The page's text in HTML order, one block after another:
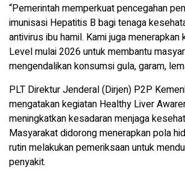
“Pemerintah memperkuat pencegahan
imunisasi Hepatitis B bagi tenaga
antivirus ibu hamil. Kami juga menerapkan
Level mulai 2026 untuk membantu
mengendalikan konsumsi gula, garam,
PLT Direktur Jenderal (Dirjen) P2P
mengatakan kegiatan Healthy Liver
meningkatkan kesadaran menjaga
Masyarakat didorong menerapkan pola
rutin melakukan pemeriksaan untuk
penyakit.